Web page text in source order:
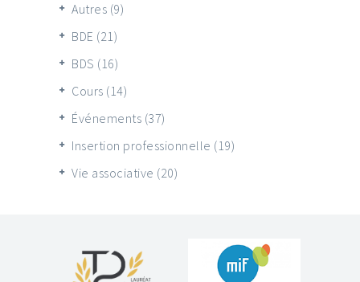
Autres (9)
BDE (21)
BDS (16)
Cours (14)
Événements (37)
Insertion professionnelle (19)
Vie associative (20)